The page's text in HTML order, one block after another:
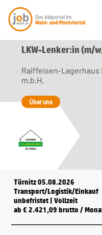
LKW-Lenker:in (m/
Raiffeisen-Lagerhaus
m.b.H.
Über uns
Türnitz 05.08.2026
Transport/Logistik/Einkauf
unbefristet | Vollzeit
ab € 2.421,09 brutto /